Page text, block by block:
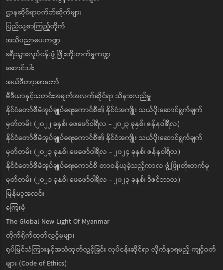
ဌာနဆိုင်ရာဝက်ဘ်ဆိုက်များ
ပြည်သူ့စာကြည့်တိုက်
အသိပညာပေးကဏ္ဍ
ခရီးသွားလုပ်ငန်းဖွံ့ဖြိုးတိုးတက်မှုကဏ္ဍ
ဆောင်းပါး
အယ်ဒီတာ့အာဘော်
မီဒီယာနှင့်သတင်းအချက်အလက်ဆိုင်ရာ သိနားလည်မှု
နိုင်ငံတော်စီမံအုပ်ချုပ်ရေးကောင်စီ၏ နိုင်ငံအကျိုး သယ်ပိုးဆောင်ရွက်ချက်
မှတ်တမ်း (၂၀၂၂ ခုနှစ်၊ ဖေဖော်ဝါရီလ - ၂၀၂၃ ခုနှစ်၊ ဇန်နဝါရီလ)
နိုင်ငံတော်စီမံအုပ်ချုပ်ရေးကောင်စီ၏ နိုင်ငံအကျိုး သယ်ပိုးဆောင်ရွက်ချက်
မှတ်တမ်း (၂၀၂၃ ခုနှစ်၊ ဖေဖော်ဝါရီလ - ၂၀၂၄ ခုနှစ်၊ ဇန်နဝါရီလ)
နိုင်ငံတော်စီမံအုပ်ချုပ်ရေးကောင်စီ တာဝန်ယူခဲ့သည့်ကာလ ဖွံ့ဖြိုးတိုးတက်မှု
မှတ်တမ်း (၂၀၂၁ ခုနှစ်၊ ဖေဖော်ဝါရီလ - ၂၀၂၃ ခုနှစ်၊ ဒီဇင်ဘာလ)
မြန်မာ့အလင်း
ကြေးမုံ
The Global New Light Of Myanmar
တိုက်ရိုက်ထုတ်လွှင့်မှုများ
ရုပ်မြင်သံကြားနှင့်အသံထုတ်လွှင့်ခြင်း လုပ်ငန်းဆိုင်ရာ လိုက်နာရမည့် ကျင့်ဝတ်
များ (Code of Ethics)